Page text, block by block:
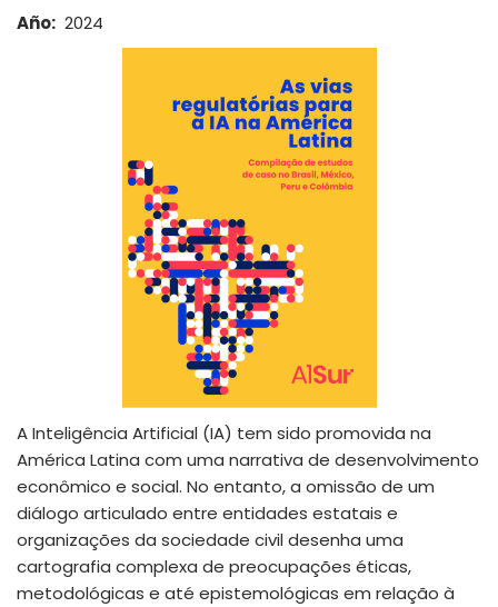
Año 2024
A Inteligência Artificial (IA) tem sido promovida na
América Latina com uma narrativa de desenvolvimento
econômico e social. No entanto, a omissão de um
diálogo articulado entre entidades estatais e
organizações da sociedade civil desenha uma
cartografia complexa de preocupações éticas,
metodológicas e até epistemológicas em relação à